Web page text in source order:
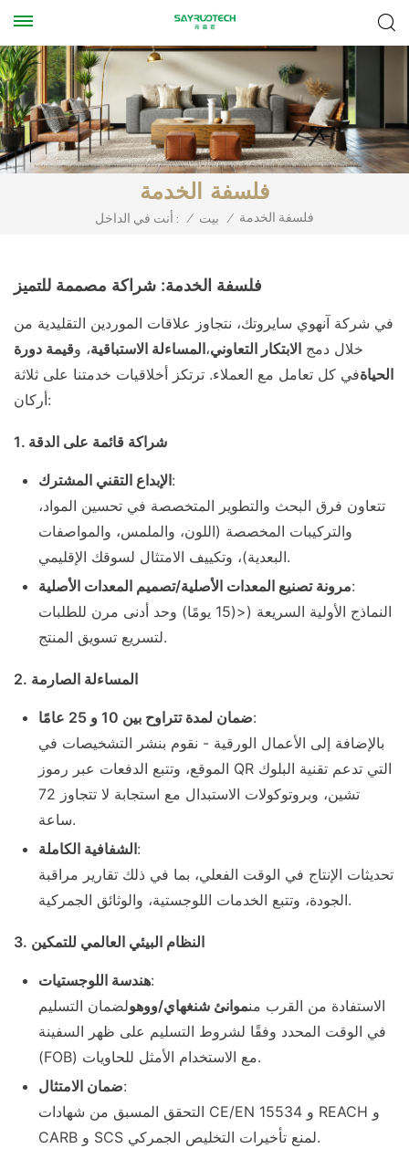
فلسفة الخدمة
أنت في الداخل : / بيت / فلسفة الخدمة
فلسفة الخدمة: شراكة مصممة للتميز
في شركة آنهوي سايروتك، نتجاوز علاقات الموردين التقليدية من
خلال دمج الابتكار التعاوني،المساءلة الاستباقية، وقيمة دورة
الحياةفي كل تعامل مع العملاء. ترتكز أخلاقيات خدمتنا على ثلاثة
أركان:
1. شراكة قائمة على الدقة
الإبداع التقني المشترك:
تتعاون فرق البحث والتطوير المتخصصة في تحسين المواد،
والتركيبات المخصصة (اللون، والملمس، والمواصفات
البعدية)، وتكييف الامتثال لسوقك الإقليمي.
مرونة تصنيع المعدات الأصلية/تصميم المعدات الأصلية:
النماذج الأولية السريعة (<(15 يومًا) وحد أدنى مرن للطلبات
لتسريع تسويق المنتج.
2. المساءلة الصارمة
ضمان لمدة تتراوح بين 10 و 25 عامًا:
بالإضافة إلى الأعمال الورقية - نقوم بنشر التشخيصات في
الموقع، وتتبع الدفعات عبر رموز QR التي تدعم تقنية البلوك
تشين، وبروتوكولات الاستبدال مع استجابة لا تتجاوز 72
ساعة.
الشفافية الكاملة:
تحديثات الإنتاج في الوقت الفعلي، بما في ذلك تقارير مراقبة
الجودة، وتتبع الخدمات اللوجستية، والوثائق الجمركية.
3. النظام البيئي العالمي للتمكين
هندسة اللوجستيات:
الاستفادة من القرب منموانئ شنغهاي/ووهولضمان التسليم
في الوقت المحدد وفقًا لشروط التسليم على ظهر السفينة
(FOB) مع الاستخدام الأمثل للحاويات.
ضمان الامتثال:
التحقق المسبق من شهادات CE/EN 15534 و REACH و
CARB و SCS لمنع تأخيرات التخليص الجمركي.